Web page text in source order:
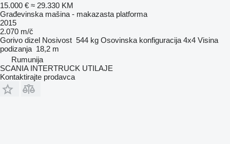
15.000 € ≈ 29.330 KM
Građevinska mašina - makazasta platforma
2015
2.070 m/č
Gorivo dizel Nosivost 544 kg Osovinska konfiguracija 4x4 Visina
podizanja 18,2 m
Rumunija
SCANIA INTERTRUCK UTILAJE
Kontaktirajte prodavca